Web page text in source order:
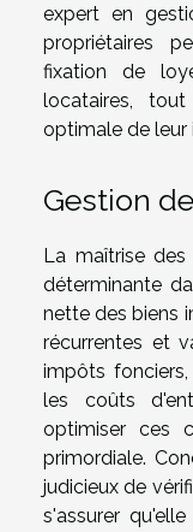
expert en
propriétaires
fixation de
locataires,
optimale de leur
Gestion
La maîtrise
déterminante
nette des biens
récurrentes et
impôts
les coûts
optimiser ces
primordiale.
judicieux de
s'assurer